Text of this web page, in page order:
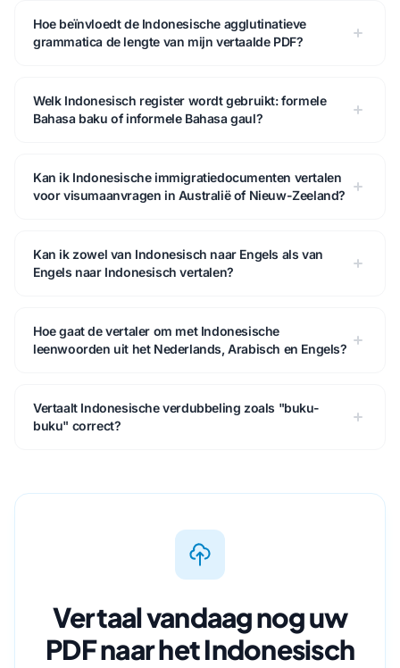
Hoe beïnvloedt de Indonesische agglutinatieve
grammatica de lengte van mijn vertaalde PDF?
Welk Indonesisch register wordt gebruikt: formele
Bahasa baku of informele Bahasa gaul?
Kan ik Indonesische immigratiedocumenten vertalen
voor visumaanvragen in Australië of Nieuw-Zeeland?
Kan ik zowel van Indonesisch naar Engels als van
Engels naar Indonesisch vertalen?
Hoe gaat de vertaler om met Indonesische
leenwoorden uit het Nederlands, Arabisch en Engels?
Vertaalt Indonesische verdubbeling zoals "buku-
buku" correct?
Vertaal vandaag nog uw
PDF naar het Indonesisch